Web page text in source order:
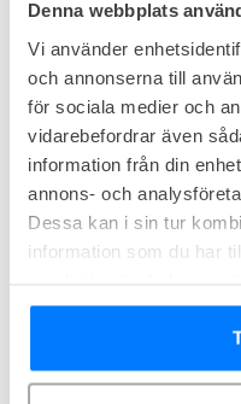
Denna webbplats
Vi använder
och annonserna till
för sociala medier och
vidarebefordrar även
information från din
annons- och
Dessa kan i sin tur
information som du har
Genom att samla
United Spaces stärkt sitt
tidigare. Oavsett om du
kontor eller en mer skalbar
som anpassas efter hur ditt
Det som förenar coworking
servicenivå och ett tydligt
på utan friktion – med
och gemensamma ytor
uttryck, känsla och upplägg
United Spaces är också en
företag. Genom ett aktivt